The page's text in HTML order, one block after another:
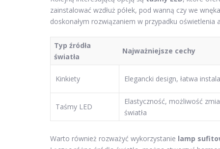
zainstalować wzdłuż półek, pod wanną czy we
doskonałym rozwiązaniem w przypadku
Typ źródła
światła
Najważniejsze cechy
Kinkiety Elegancki design, łatwa
Taśmy LED
Elastyczność, możliwość
światła
Warto również rozważyć wykorzystanie lamp